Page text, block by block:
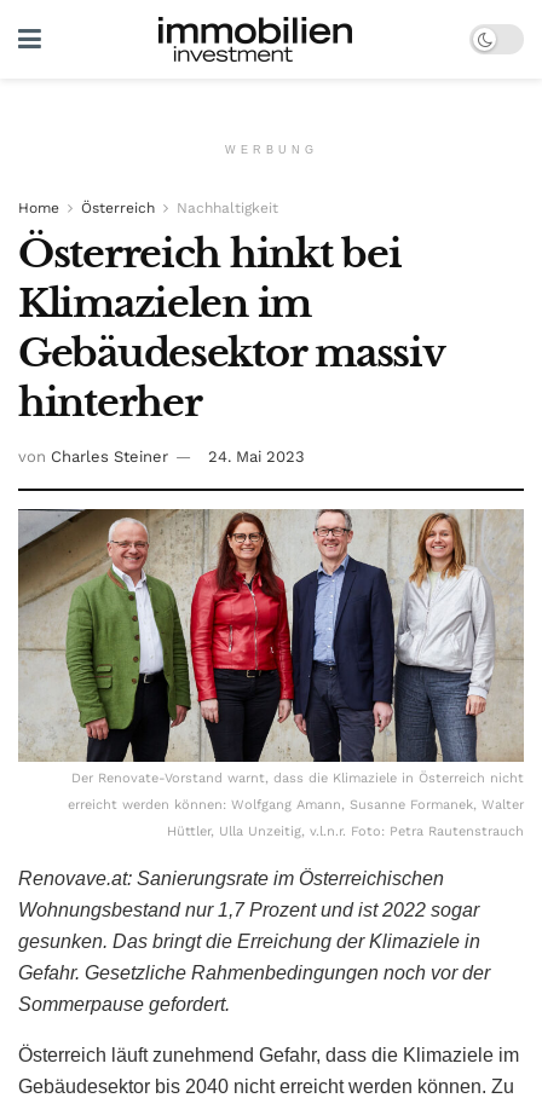
WERBUNG
Home Österreich Nachhaltigkeit
Österreich hinkt bei
Klimazielen im
Gebäudesektor massiv
hinterher
von Charles Steiner 24. Mai 2023
Der Renovate-Vorstand warnt, dass die Klimaziele in Österreich nicht
erreicht werden können: Wolfgang Amann, Susanne Formanek, Walter
Hüttler, Ulla Unzeitig, v.l.n.r. Foto: Petra Rautenstrauch
Renovave.at: Sanierungsrate im Österreichischen
Wohnungsbestand nur 1,7 Prozent und ist 2022 sogar
gesunken. Das bringt die Erreichung der Klimaziele in
Gefahr. Gesetzliche Rahmenbedingungen noch vor der
Sommerpause gefordert.
Österreich läuft zunehmend Gefahr, dass die Klimaziele im
Gebäudesektor bis 2040 nicht erreicht werden können. Zu